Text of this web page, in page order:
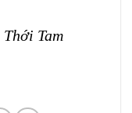
Tam